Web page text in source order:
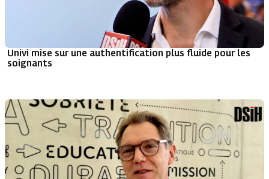
Univi mise sur une authentification plus fluide pour les
soignants